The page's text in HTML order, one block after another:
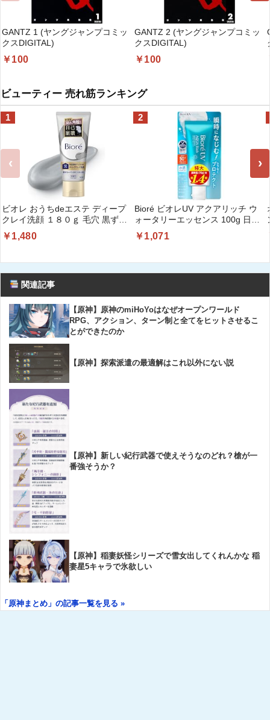
GANTZ 1 (ヤングジャンプコミッ
クスDIGITAL)
￥100
GANTZ 2 (ヤングジャンプコミッ
クスDIGITAL)
￥100
ビューティー 売れ筋ランキング
‹
1
ビオレ おうちdeエステ ディープ
クレイ洗顔 １８０ｇ 毛穴 黒ずみ
毛穴汚れ 角栓 クレイ 洗顔料
￥1,480
2
Bioré ビオレUV アクアリッチ ウ
ォータリーエッセンス 100g 日焼
け止め SPF50 【Amazon.co.jp限
定】
￥1,071
›
関連記事
【原神】原神のmiHoYoはなぜオープンワールド
RPG、アクション、ターン制と全てをヒットさせるこ
とができたのか
【原神】探索派遣の最適解はこれ以外にない説
【原神】新しい紀行武器で使えそうなのどれ？槍が一
番強そうか？
【原神】稲妻妖怪シリーズで雪女出してくれんかな 稲
妻星5キャラで氷欲しい
「原神まとめ」の記事一覧を見る »